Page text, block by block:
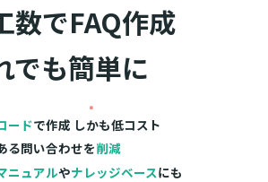
数でFAQ作成
でも簡単に
ードで作成 しかも低コスト
る問い合わせを削減
ニュアルやナレッジベースにも